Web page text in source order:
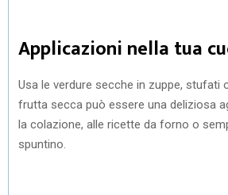
Applicazioni nella tua
Usa le verdure secche in zuppe, stufati
frutta secca può essere una deliziosa
la colazione, alle ricette da forno o
spuntino.